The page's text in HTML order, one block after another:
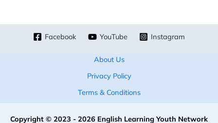
Facebook YouTube Instagram
About Us
Privacy Policy
Terms & Conditions
Copyright © 2023 - 2026 English Learning Youth Network